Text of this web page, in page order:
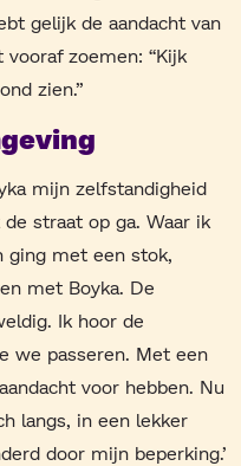
gelijk de aandacht van
zoemen: “Kijk
zien.”
mijn zelfstandigheid
straat op ga. Waar ik
ging met een stok,
met Boyka. De
Ik hoor de
we passeren. Met een
voor hebben. Nu
langs, in een lekker
door mijn beperking.’